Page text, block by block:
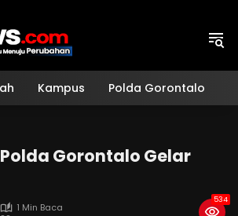
Kampus Polda Gorontalo
Gorontalo Gelar
1 Min Baca
534